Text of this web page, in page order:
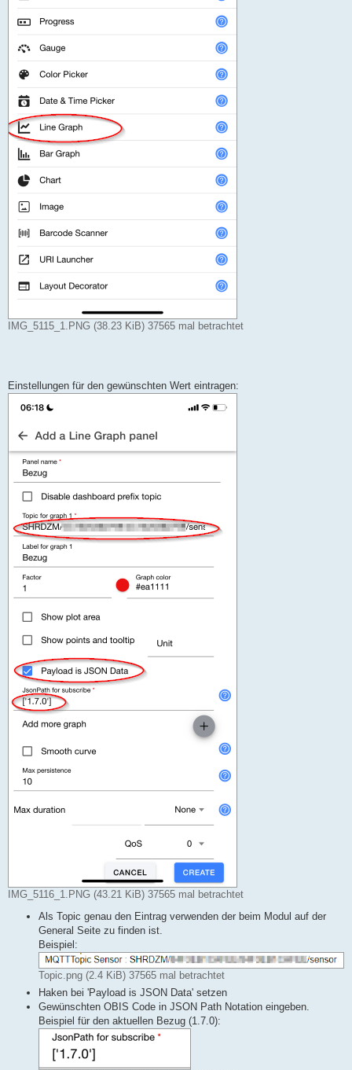
IMG_5115_1.PNG (38.23 KiB) 37565 mal betrachtet
Einstellungen für den gewünschten Wert eintragen:
IMG_5116_1.PNG (43.21 KiB) 37565 mal betrachtet
Als Topic genau den Eintrag verwenden der beim Modul auf der
General Seite zu finden ist.
Beispiel:
Topic.png (2.4 KiB) 37565 mal betrachtet
Haken bei 'Payload is JSON Data' setzen
Gewünschten OBIS Code in JSON Path Notation eingeben.
Beispiel für den aktuellen Bezug (1.7.0):